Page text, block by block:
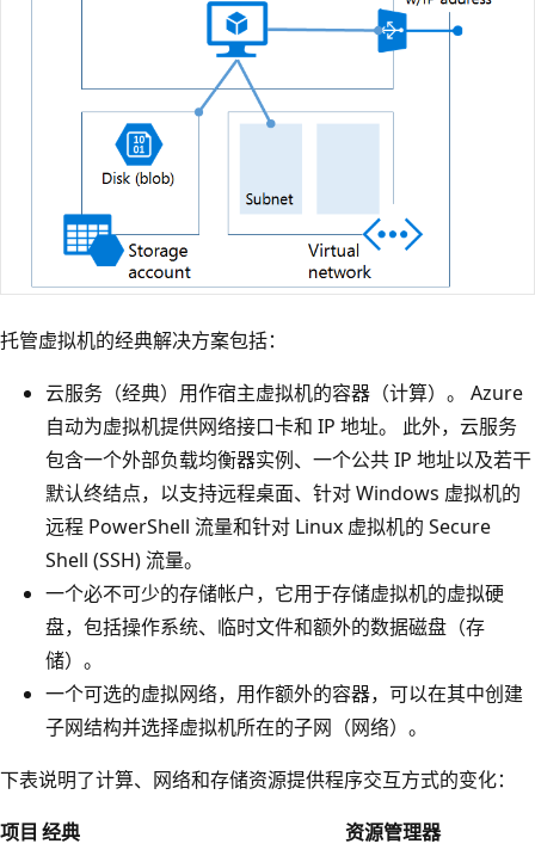
托管虚拟机的经典解决方案包括：
云服务（经典）用作宿主虚拟机的容器（计算）。 Azure
自动为虚拟机提供网络接口卡和 IP 地址。 此外，云服务
包含一个外部负载均衡器实例、一个公共 IP 地址以及若干
默认终结点，以支持远程桌面、针对 Windows 虚拟机的
远程 PowerShell 流量和针对 Linux 虚拟机的 Secure
Shell (SSH) 流量。
一个必不可少的存储帐户，它用于存储虚拟机的虚拟硬
盘，包括操作系统、临时文件和额外的数据磁盘（存
储）。
一个可选的虚拟网络，用作额外的容器，可以在其中创建
子网结构并选择虚拟机所在的子网（网络）。
下表说明了计算、网络和存储资源提供程序交互方式的变化：
项目 经典
资源管理器